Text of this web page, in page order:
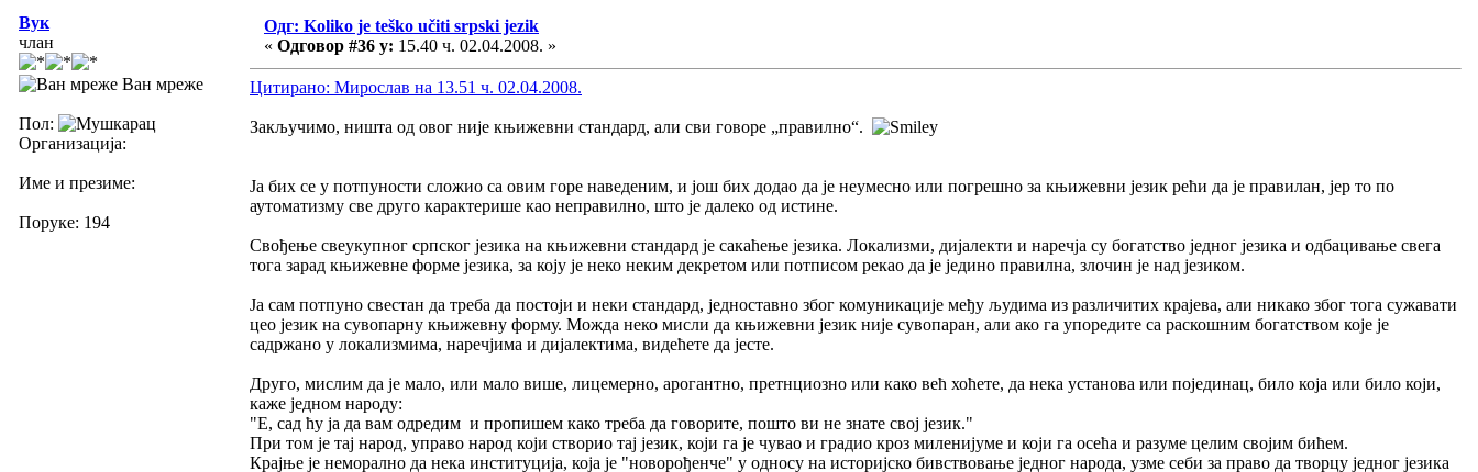
Вук
члан
Ван мреже
Пол:
Организација:
Име и презиме:
Поруке: 194
Одг: Koliko je teško učiti srpski jezik
« Одговор #36 у: 15.40 ч. 02.04.2008. »
Цитирано: Мирослав на 13.51 ч. 02.04.2008.
Закључимо, ништа од овог није књижевни стандард, али сви говоре „правилно“.
Ја бих се у потпуности сложио са овим горе наведеним, и још бих додао да је неумесно или погрешно за књижевни језик рећи да је правилан, јер то по
аутоматизму све друго карактерише као неправилно, што је далеко од истине.
Свођење свеукупног српског језика на књижевни стандард је сакаћење језика. Локализми, дијалекти и наречја су богатство једног језика и одбацивање свега
тога зарад књижевне форме језика, за коју је неко неким декретом или потписом рекао да је једино правилна, злочин је над језиком.
Ја сам потпуно свестан да треба да постоји и неки стандард, једноставно због комуникације међу људима из различитих крајева, али никако због тога сужавати
цео језик на сувопарну књижевну форму. Можда неко мисли да књижевни језик није сувопаран, али ако га упоредите са раскошним богатством које је
садржано у локализмима, наречјима и дијалектима, видећете да јесте.
Друго, мислим да је мало, или мало више, лицемерно, арогантно, претнциозно или како већ хоћете, да нека установа или појединац, било која или било који,
каже једном народу:
"Е, сад ћу ја да вам одредим и пропишем како треба да говорите, пошто ви не знате свој језик."
При том је тај народ, управо народ који створио тај језик, који га је чувао и градио кроз миленијуме и који га осећа и разуме целим својим бићем.
Крајње је неморално да нека институција, која је "новорођенче" у односу на историјско бивствовање једног народа, узме себи за право да творцу једног језика